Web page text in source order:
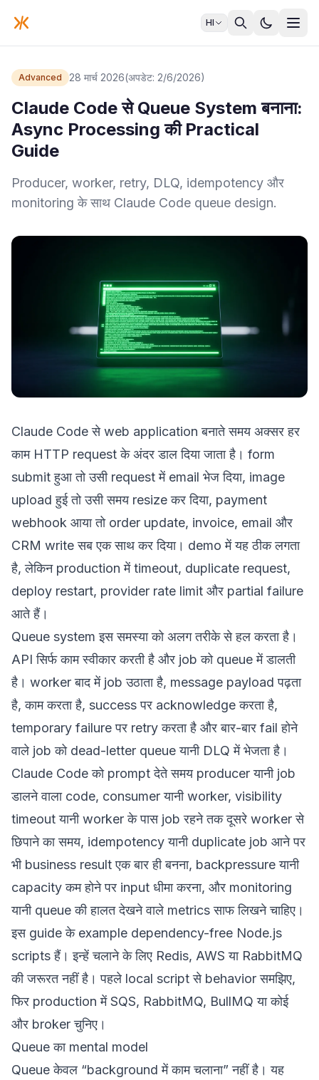
HI
Advanced 28 मार्च 2026(अपडेट: 2/6/2026)
Claude Code से Queue System बनाना:
Async Processing की Practical
Guide
Producer, worker, retry, DLQ, idempotency और
monitoring के साथ Claude Code queue design.
Claude Code से web application बनाते समय अक्सर हर
काम HTTP request के अंदर डाल दिया जाता है। form
submit हुआ तो उसी request में email भेज दिया, image
upload हुई तो उसी समय resize कर दिया, payment
webhook आया तो order update, invoice, email और
CRM write सब एक साथ कर दिया। demo में यह ठीक लगता
है, लेकिन production में timeout, duplicate request,
deploy restart, provider rate limit और partial failure
आते हैं।
Queue system इस समस्या को अलग तरीके से हल करता है।
API सिर्फ काम स्वीकार करती है और job को queue में डालती
है। worker बाद में job उठाता है, message payload पढ़ता
है, काम करता है, success पर acknowledge करता है,
temporary failure पर retry करता है और बार-बार fail होने
वाले job को dead-letter queue यानी DLQ में भेजता है।
Claude Code को prompt देते समय producer यानी job
डालने वाला code, consumer यानी worker, visibility
timeout यानी worker के पास job रहने तक दूसरे worker से
छिपाने का समय, idempotency यानी duplicate job आने पर
भी business result एक बार ही बनना, backpressure यानी
capacity कम होने पर input धीमा करना, और monitoring
यानी queue की हालत देखने वाले metrics साफ लिखने चाहिए।
इस guide के example dependency-free Node.js
scripts हैं। इन्हें चलाने के लिए Redis, AWS या RabbitMQ
की जरूरत नहीं है। पहले local script से behavior समझिए,
फिर production में SQS, RabbitMQ, BullMQ या कोई
और broker चुनिए।
Queue का mental model
Queue केवल “background में काम चलाना” नहीं है। यह